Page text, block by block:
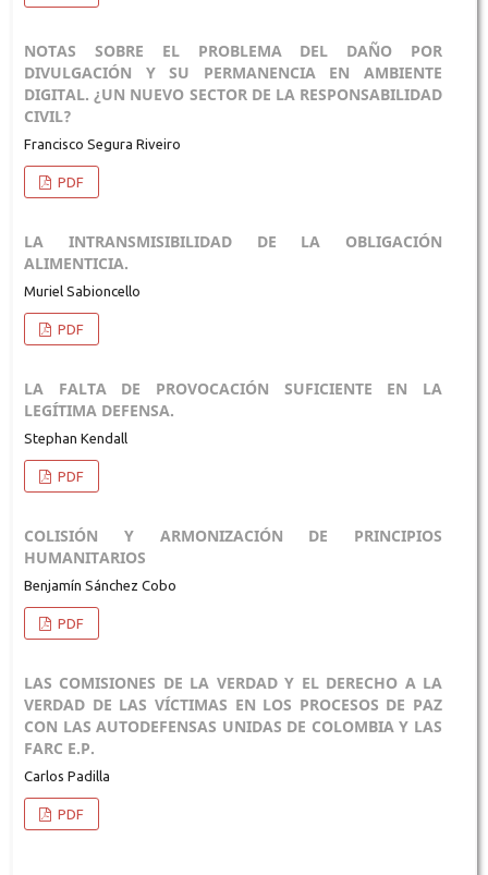
NOTAS SOBRE EL PROBLEMA DEL DAÑO POR
DIVULGACIÓN Y SU PERMANENCIA EN AMBIENTE
DIGITAL. ¿UN NUEVO SECTOR DE LA RESPONSABILIDAD
CIVIL?
Francisco Segura Riveiro
PDF
LA INTRANSMISIBILIDAD DE LA OBLIGACIÓN
ALIMENTICIA.
Muriel Sabioncello
PDF
LA FALTA DE PROVOCACIÓN SUFICIENTE EN LA
LEGÍTIMA DEFENSA.
Stephan Kendall
PDF
COLISIÓN Y ARMONIZACIÓN DE PRINCIPIOS
HUMANITARIOS
Benjamín Sánchez Cobo
PDF
LAS COMISIONES DE LA VERDAD Y EL DERECHO A LA
VERDAD DE LAS VÍCTIMAS EN LOS PROCESOS DE PAZ
CON LAS AUTODEFENSAS UNIDAS DE COLOMBIA Y LAS
FARC E.P.
Carlos Padilla
PDF